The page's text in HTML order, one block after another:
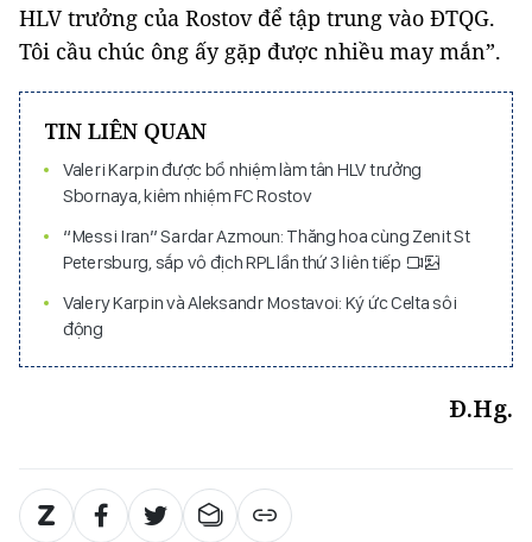
HLV trưởng của Rostov để tập trung vào ĐTQG.
Tôi cầu chúc ông ấy gặp được nhiều may mắn”.
TIN LIÊN QUAN
Valeri Karpin được bổ nhiệm làm tân HLV trưởng
Sbornaya, kiêm nhiệm FC Rostov
“Messi Iran” Sardar Azmoun: Thăng hoa cùng Zenit St
Petersburg, sắp vô địch RPL lần thứ 3 liên tiếp
Valery Karpin và Aleksandr Mostavoi: Ký ức Celta sôi
động
Đ.Hg.